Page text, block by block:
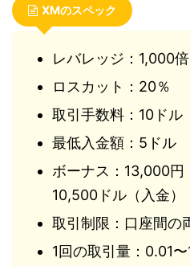
XMのスペック
レバレッジ：1,000倍
ロスカット：20％
取引手数料：10ドル
最低入金額：5ドル
ボーナス：13,000円
10,500ドル（入金）
取引制限：口座間の
1回の取引量：0.01